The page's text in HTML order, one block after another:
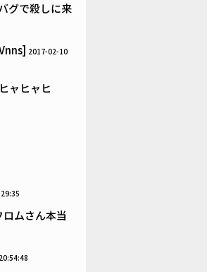
グで殺しに来
2017-02-10
ャヒャヒ
ムさん本当